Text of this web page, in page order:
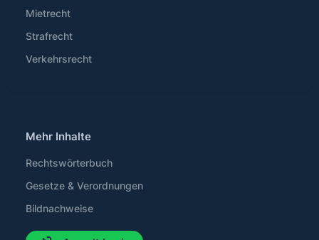
Mietrecht
Strafrecht
Verkehrsrecht
Mehr Inhalte
Rechtswörterbuch
Gesetze & Verordnungen
Bildnachweise